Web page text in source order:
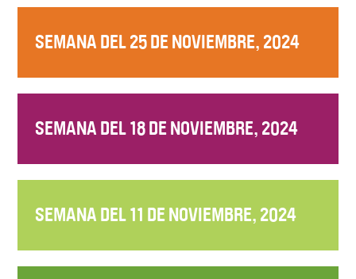
SEMANA DEL 25 DE NOVIEMBRE, 2024
SEMANA DEL 18 DE NOVIEMBRE, 2024
SEMANA DEL 11 DE NOVIEMBRE, 2024